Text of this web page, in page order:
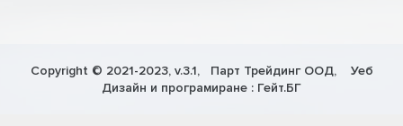
Copyright © 2021-2023, v.3.1, Парт Трейдинг ООД, Уеб
Дизайн и програмиране : Гейт.БГ